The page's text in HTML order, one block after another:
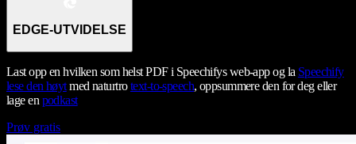
EDGE-UTVIDELSE
Last opp en hvilken som helst PDF i Speechifys web-app og la Speechify
lese den høytmed naturtrotext-to-speech, oppsummere den for deg eller
lage en podkast
Prøv gratis